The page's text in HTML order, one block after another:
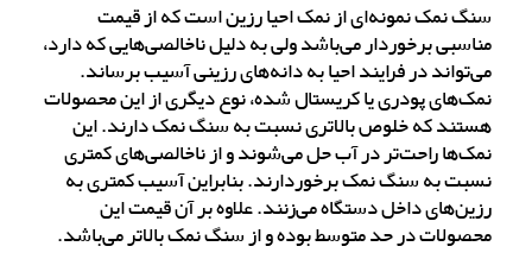
سنگ نمک نمونه‌ای از نمک احیا رزین است که از قیمت
مناسبی برخوردار می‌باشد ولی به دلیل ناخالصی‌هایی که دارد،
می‌تواند در فرایند احیا به دانه‌های رزینی آسیب برساند.
نمک‌های پودری یا کریستال شده، نوع دیگری از این محصولات
هستند که خلوص بالاتری نسبت به سنگ نمک دارند. این
نمک‌ها راحت‌تر در آب حل می‌شوند و از ناخالصی‌های کمتری
نسبت به سنگ نمک برخوردارند. بنابراین آسیب کمتری به
رزین‌های داخل دستگاه می‌زنند. علاوه بر آن قیمت این
محصولات در حد متوسط بوده و از سنگ نمک بالاتر می‌باشد.